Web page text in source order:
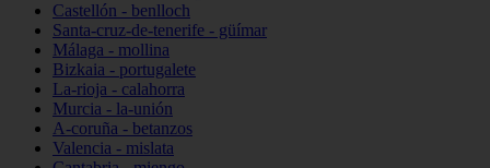
Castellón - benlloch
Santa-cruz-de-tenerife - güímar
Málaga - mollina
Bizkaia - portugalete
La-rioja - calahorra
Murcia - la-unión
A-coruña - betanzos
Valencia - mislata